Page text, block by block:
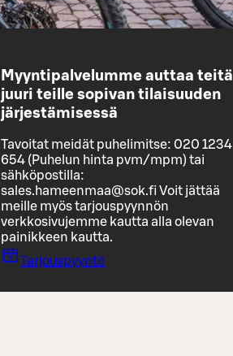
Myyntipalvelumme auttaa teitä
juuri teille sopivan tilaisuuden
järjestämisessä
Tavoitat meidät puhelimitse: 020 1234
654 (Puhelun hinta pvm/mpm) tai
sähköpostilla:
sales.hameenmaa@sok.fi Voit jättää
meille myös tarjouspyynnön
verkkosivujemme kautta alla olevan
painikkeen kautta.
Tarjouspyyntö